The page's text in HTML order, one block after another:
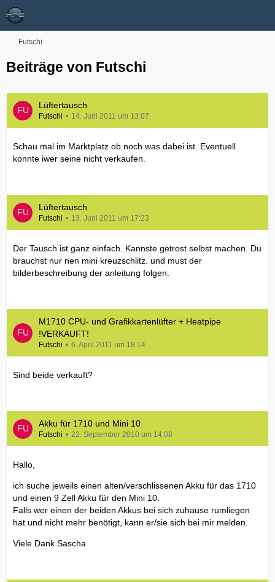
Futschi
Beiträge von Futschi
Lüftertausch
Futschi 14. Juni 2011 um 13:07
Schau mal im Marktplatz ob noch was dabei ist. Eventuell
konnte iwer seine nicht verkaufen.
Lüftertausch
Futschi 13. Juni 2011 um 17:23
Der Tausch ist ganz einfach. Kannste getrost selbst machen. Du
brauchst nur nen mini kreuzschlitz. und must der
bilderbeschreibung der anleitung folgen.
M1710 CPU- und Grafikkartenlüfter + Heatpipe
!VERKAUFT!
Futschi 6. April 2011 um 18:14
Sind beide verkauft?
Akku für 1710 und Mini 10
Futschi 22. September 2010 um 14:08
Hallo,
ich suche jeweils einen alten/verschlissenen Akku für das 1710
und einen 9 Zell Akku für den Mini 10.
Falls wer einen der beiden Akkus bei sich zuhause rumliegen
hat und nicht mehr benötigt, kann er/sie sich bei mir melden.
Viele Dank Sascha